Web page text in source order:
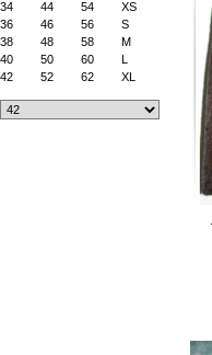
34 44 54
XS
36
46 56
S
38
48 58
M
40
50 60
L
42
52 62 XL